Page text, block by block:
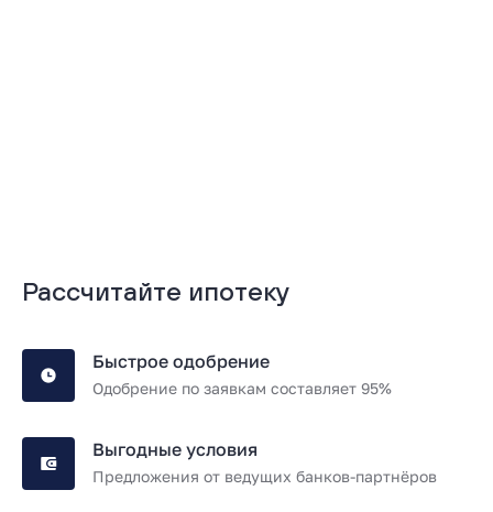
Рассчитайте ипотеку
Быстрое одобрение
Одобрение по заявкам составляет 95%
Выгодные условия
Предложения от ведущих банков-партнёров